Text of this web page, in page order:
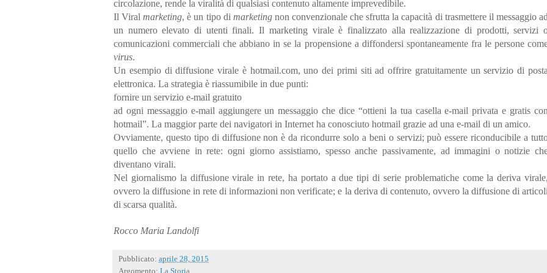
circolazione, rende la viralità di qualsiasi contenuto altamente imprevedibile.
Il Viralmarketing, è un tipo di marketingnon convenzionale che sfrutta la capacità di trasmettere il messaggio ad
un numero elevato di utenti finali. Il marketing virale è finalizzato alla realizzazione di prodotti, servizi
comunicazioni commerciali che abbiano in se la propensione a diffondersi spontaneamente fra le persone
virus.
Un esempio di diffusione virale è hotmail.com, uno dei primi siti ad offrire gratuitamente un servizio di posta
elettronica. La strategia è riassumibile in due punti:
fornire un servizio e-mail gratuito
ad ogni messaggio e-mail aggiungere un messaggio che dice “ottieni la tua casella e-mail privata e gratis con
hotmail”. La maggior parte dei navigatori in Internet ha conosciuto hotmail grazie ad una e-mail di un amico.
Ovviamente, questo tipo di diffusione non è da ricondurre solo a beni o servizi; può essere riconducibile a
quello che avviene in rete: ogni giorno assistiamo, spesso anche passivamente, ad immagini o notizie
diventano virali.
Nel giornalismo la diffusione virale in rete, ha portato a due tipi di serie problematiche come la deriva virale,
ovvero la diffusione in rete di informazioni non verificate; e la deriva di contenuto, ovvero la diffusione di articoli
di scarsa qualità.
Rocco Maria Landolfi
Pubblicato: aprile 28, 2015
Argomento: La Storia